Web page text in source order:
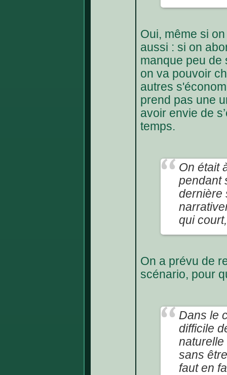
Oui, même si
aussi : si on
manque peu de
on va pouvoir
autres
prend pas une
avoir envie de
temps.
On était
pendant
dernière
qui
On a prévu de
scénario, pour
Dans le
difficile
sans
faut en